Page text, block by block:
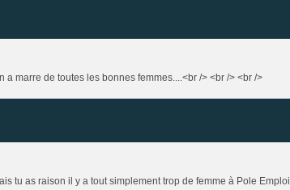
marre de toutes les bonnes femmes....<br /> <br /> <br />
tu as raison il y a tout simplement trop de femme à Pole Emploi.